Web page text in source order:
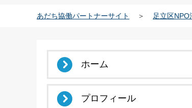
あだち協働パートナーサイト ＞ 足立区
ホーム
プロフィール